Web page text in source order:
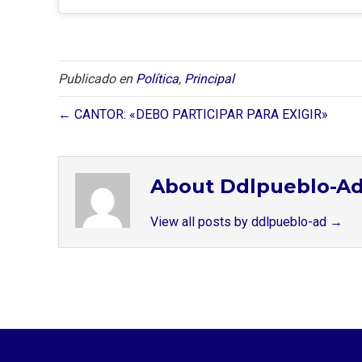
Publicado en Política, Principal
← CANTOR: «DEBO PARTICIPAR PARA EXIGIR»
About Ddlpueblo-
View all posts by ddlpueblo-ad →